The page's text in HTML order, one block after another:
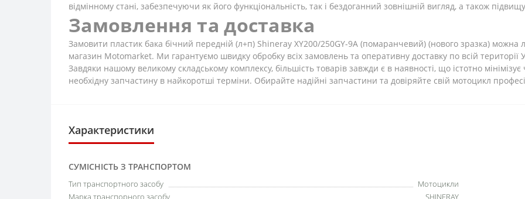
відмінному стані, забезпечуючи як його функціональність, так і бездоганний зовнішній вигляд, а також
Замовлення та доставка
Замовити пластик бака бічний передній (л+п) Shineray XY200/250GY-9A (помаранчевий) (нового зразка) можна
магазин Motomarket. Ми гарантуємо швидку обробку всіх замовлень та оперативну доставку по всій території
Завдяки нашому великому складському комплексу, більшість товарів завжди є в наявності, що істотно
необхідну запчастину в найкоротші терміни. Обирайте надійні запчастини та довіряйте свій мотоцикл
Характеристики
СУМІСНІСТЬ З ТРАНСПОРТОМ
Тип транспортного засобу
Мотоцикли
Марка транспорного засобу
SHINERAY